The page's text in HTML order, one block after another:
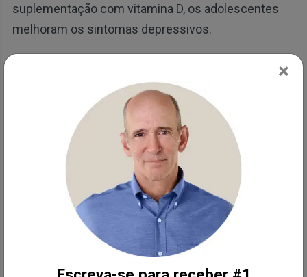
suplementação com vitamina D, os adolescentes
melhoram os sintomas depressivos.
A suplementação com dosagem alta de vitamina D
“parece melhorar os sintomas [de depressão],
indicando uma possível relação causal”, concluiu
outro estudo. Enquanto um estudo de
psiconeuroendocrinologia até relacionou um risco
aumentado de suicídio com níveis baixos de
vitamina D, observando:
“Foi proposto que a vitamina D desempenhe
um papel na manutenção da função cerebral
normal e atue como os outros
×